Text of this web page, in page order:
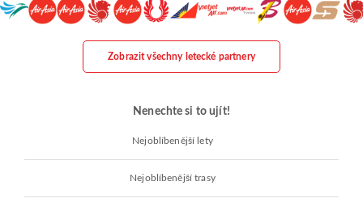
Zobrazit všechny letecké partnery
Nenechte si to ujít!
Nejoblíbenější lety
Nejoblíbenější trasy